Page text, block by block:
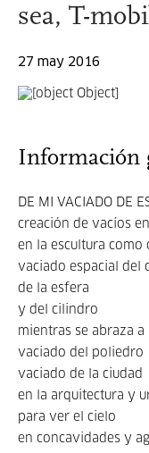
sea, T-
27 may 2016
Información
DE MI VACIADO DE
creación de vacíos
en la escultura como
vaciado espacial del
de la esfera
y del cilindro
mientras se abraza a
vaciado del poliedro
vaciado de la ciudad
en la arquitectura y
para ver el cielo
en concavidades y